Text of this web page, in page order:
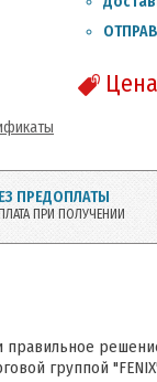
ПРЕДОПЛАТЫ
ПРИ ПОЛУЧЕНИИ
правильное
группой